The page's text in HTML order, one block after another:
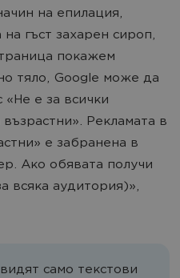
на епилация,
гъст захарен сироп,
покажем
тяло, Google може да
«Не е за всички
Рекламата в
е забранена в
Ако обявата получи
всяка аудитория)»,
само текстови